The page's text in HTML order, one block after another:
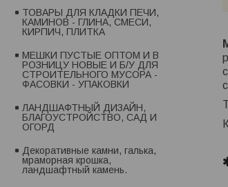
ТОВАРЫ ДЛЯ КЛАДКИ ПЕЧИ,
КАМИНОВ - ГЛИНА, СМЕСИ,
КИРПИЧ, ПЛИТКА
МЕШКИ ПУСТЫЕ ОПТОМ И В
РОЗНИЦУ НОВЫЕ И Б/У ДЛЯ
СТРОИТЕЛЬНОГО МУСОРА -
ФАСОВКИ - УПАКОВКИ
ЛАНДШАФТНЫЙ ДИЗАЙН,
БЛАГОУСТРОЙСТВО, САД И
ОГОРД
Декоративные камни, галька,
мраморная крошка,
ландшафтный камень.